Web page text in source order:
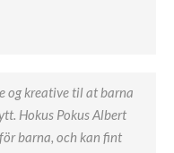
og kreative til at barna
Hokus Pokus Albert
barna, och kan fint